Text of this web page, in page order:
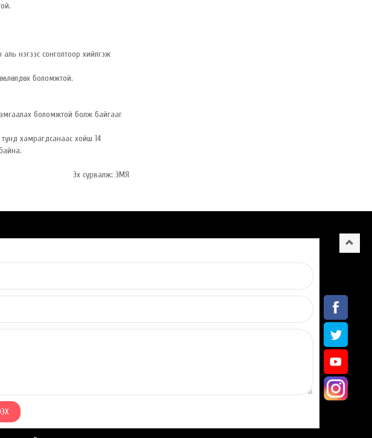
нэгээс сонголтоор хийлгэж
боломжтой.
боломжтой болж байгааг
хамрагдсанаас хойш 14
Эх сурвалж: ЭМЯ